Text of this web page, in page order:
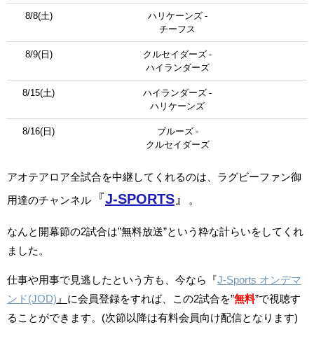
8/8(土)
ハリケーンズ -
チーフス
8/9(日)
クルセイダーズ -
ハイランダーズ
8/15(土)
ハイランダーズ -
ハリケーンズ
8/16(日)
ブルーズ -
クルセイダーズ
アオテアロア全試合を中継してくれるのは、ラグビーファン御
用達のチャンネル 『 J-SPORTS 』 。
なんと開幕節の2試合は”無料放送”という粋な計らいをしてくれ
ました。
仕事や用事で見逃したという方も、今なら『J-Sports オンデマ
ンド(JOD) 』 に会員登録をすれば、この2試合を”無料”で視聴す
ることができます。(次節以降は有料会員向け配信となります)